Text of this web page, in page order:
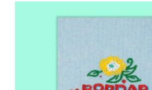
desde
5,00 €
hasta
10,00 €